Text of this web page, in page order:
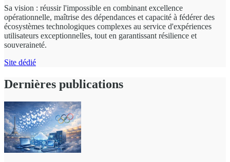
Sa vision : réussir l'impossible en combinant excellence
opérationnelle, maîtrise des dépendances et capacité à fédérer des
écosystèmes technologiques complexes au service d'expériences
utilisateurs exceptionnelles, tout en garantissant résilience et
souveraineté.
Site dédié
Dernières publications